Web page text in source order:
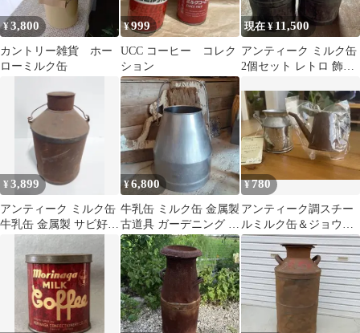
¥3,800
カントリー雑貨 ホー
ローミルク缶
¥999
UCC コーヒー コレク
ション
現在 ¥ 11,500
アンティーク ミルク缶
2個セット レトロ 飾り
¥3,899
アンティーク ミルク缶
牛乳缶 金属製 サビ好き
茶色
¥6,800
牛乳缶 ミルク缶 金属製
古道具 ガーデニング デ
ィスプレイ レトロ
¥780
アンティーク調スチー
ルミルク缶＆ジョウロ
型オブジェ 2点セット